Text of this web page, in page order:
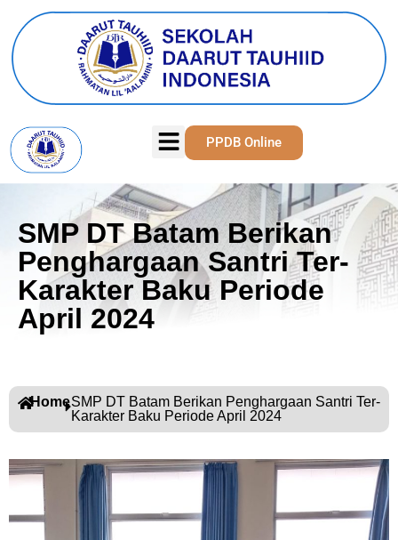
PPDB Online
SMP DT Batam Berikan
Penghargaan Santri Ter-
Karakter Baku Periode
April 2024
HomeSMP DT Batam Berikan Penghargaan Santri Ter-
Karakter Baku Periode April 2024